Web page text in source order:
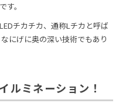
す。
LEDチカチカ、通称Lチカと呼ば
にげに奥の深い技術でもあり
ルミネーション！